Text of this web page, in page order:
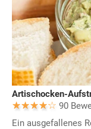
Artischocken-
90
Ein ausgefallenes